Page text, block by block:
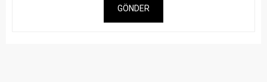
GÖNDER